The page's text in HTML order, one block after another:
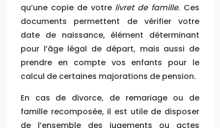
qu’une copie de votre livret de famille. Ces
documents permettent de vérifier votre
date de naissance, élément déterminant
pour l’âge légal de départ, mais aussi de
prendre en compte vos enfants pour le
calcul de certaines majorations de pension.
En cas de divorce, de remariage ou de
famille recomposée, il est utile de disposer
de l’ensemble des jugements ou actes